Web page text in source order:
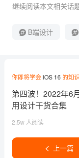
继续阅读本文相关话
B端设计
你即将学会iOS 16 的知识
第四波！2022年6
用设计干货合集
2.5w 人阅读
上一篇